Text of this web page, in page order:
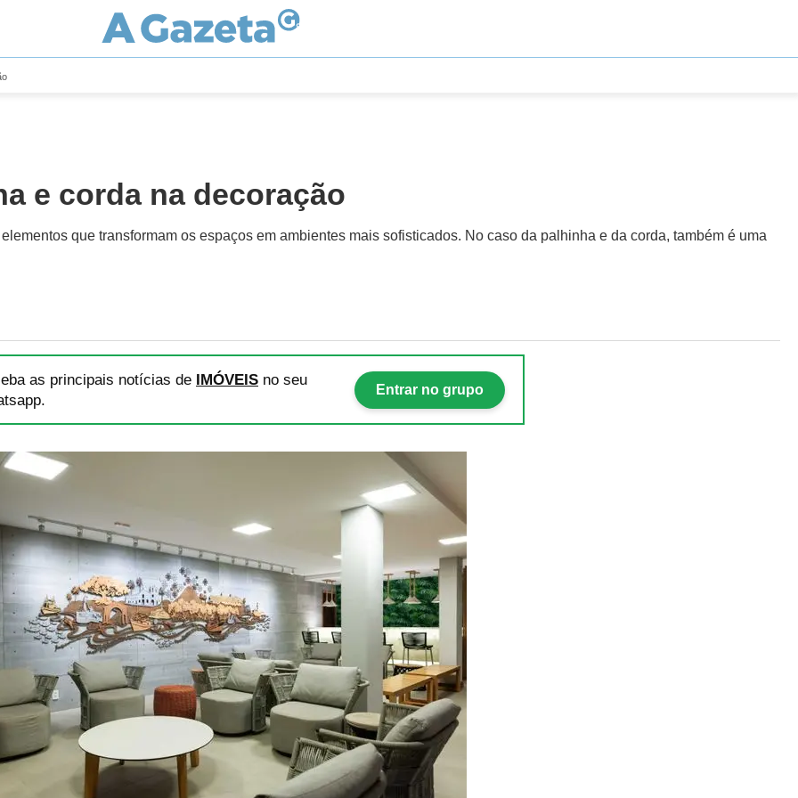
e corda na decoração
que transformam os espaços em ambientes mais sofisticados. No caso da palhinha e da corda, também é uma
as principais notícias de IMÓVEIS no seu
Entrar no grupo